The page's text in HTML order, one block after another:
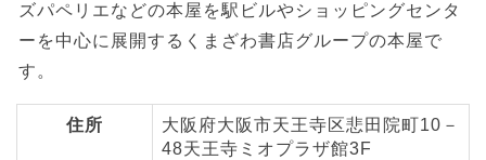
ズパペリエなどの本屋を駅ビルやショッピングセンタ
ーを中心に展開するくまざわ書店グループの本屋で
す。
住所
大阪府大阪市天王寺区悲田院町10－
48天王寺ミオプラザ館3F